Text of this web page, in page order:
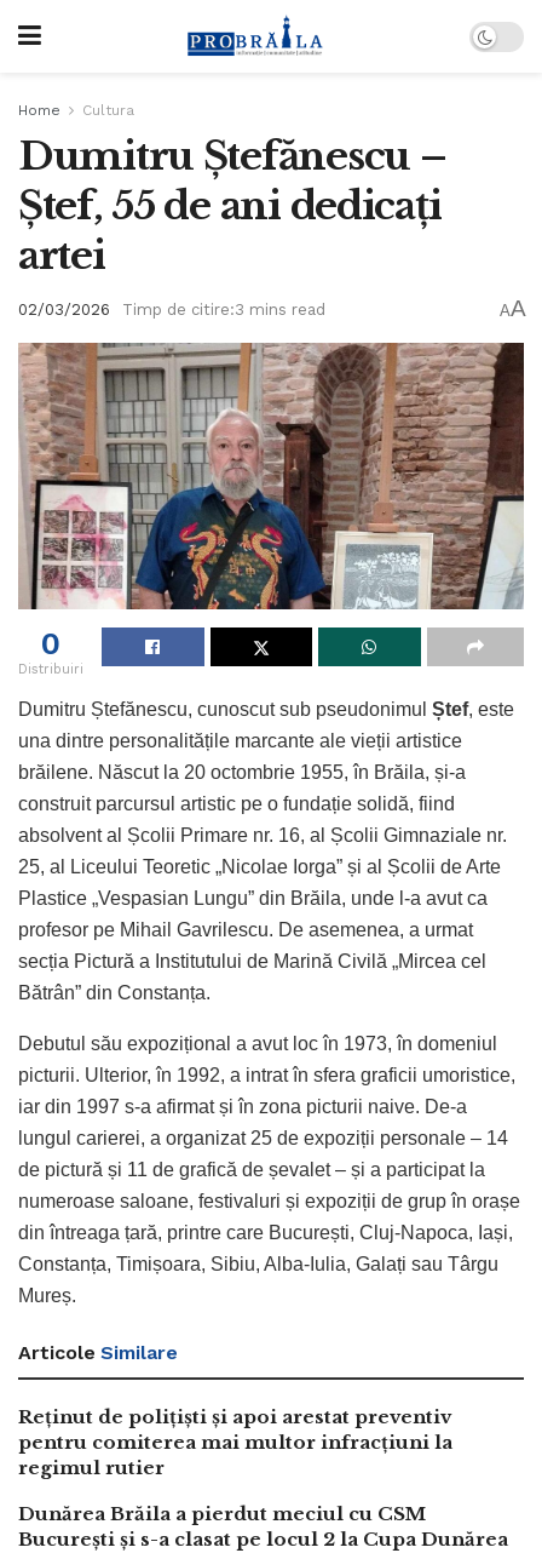
Home Cultura
Dumitru Ștefănescu –
Ștef, 55 de ani dedicați
artei
02/03/2026 Timp de citire:3 mins read AA
0
Distribuiri
Dumitru Ștefănescu, cunoscut sub pseudonimul Ștef, este
una dintre personalitățile marcante ale vieții artistice
brăilene. Născut la 20 octombrie 1955, în Brăila, și-a
construit parcursul artistic pe o fundație solidă, fiind
absolvent al Școlii Primare nr. 16, al Școlii Gimnaziale nr.
25, al Liceului Teoretic „Nicolae Iorga” și al Școlii de Arte
Plastice „Vespasian Lungu” din Brăila, unde l-a avut ca
profesor pe Mihail Gavrilescu. De asemenea, a urmat
secția Pictură a Institutului de Marină Civilă „Mircea cel
Bătrân” din Constanța.
Debutul său expozițional a avut loc în 1973, în domeniul
picturii. Ulterior, în 1992, a intrat în sfera graficii umoristice,
iar din 1997 s-a afirmat și în zona picturii naive. De-a
lungul carierei, a organizat 25 de expoziții personale – 14
de pictură și 11 de grafică de șevalet – și a participat la
numeroase saloane, festivaluri și expoziții de grup în orașe
din întreaga țară, printre care București, Cluj-Napoca, Iași,
Constanța, Timișoara, Sibiu, Alba-Iulia, Galați sau Târgu
Mureș.
Articole Similare
Reținut de polițiști și apoi arestat preventiv
pentru comiterea mai multor infracțiuni la
regimul rutier
Dunărea Brăila a pierdut meciul cu CSM
București și s-a clasat pe locul 2 la Cupa Dunărea